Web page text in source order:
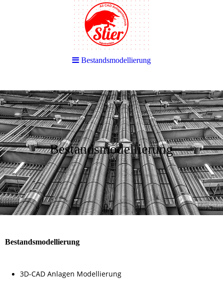
Bestandsmodellierung
Bestandsmodellierung
3D-CAD Anlagen Modellierung
Bestandsmodellierung